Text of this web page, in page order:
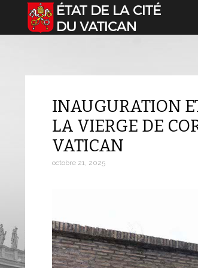
Sélectionnez votre langue
INAUGURATION
LA VIERGE DE
VATICAN
octobre 21, 2025